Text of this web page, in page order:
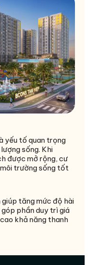
yếu tố quan trọng
sống. Khi
được mở rộng, cư
trường sống tốt
tăng mức độ hài
góp phần duy trì giá
khả năng thanh